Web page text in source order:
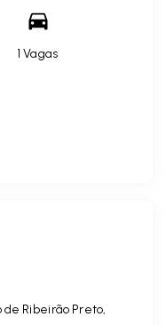
1 Vagas
Ribeirão Preto,